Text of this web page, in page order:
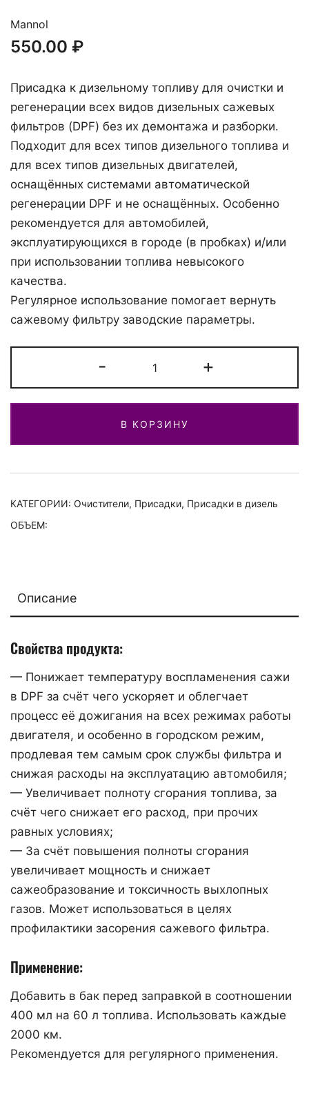
Mannol
550.00 ₽
Присадка к дизельному топливу для очистки и
регенерации всех видов дизельных сажевых
фильтров (DPF) без их демонтажа и разборки.
Подходит для всех типов дизельного топлива и
для всех типов дизельных двигателей,
оснащённых системами автоматической
регенерации DPF и не оснащённых. Особенно
рекомендуется для автомобилей,
эксплуатирующихся в городе (в пробках) и/или
при использовании топлива невысокого
качества.
Регулярное использование помогает вернуть
сажевому фильтру заводские параметры.
-
Присадка
для
системы
MANNOL
9958
+
В КОРЗИНУ
КАТЕГОРИИ: Очистители, Присадки, Присадки в дизель
ОБЪЕМ:
Описание
Свойства продукта:
— Понижает температуру воспламенения сажи
в DPF за счёт чего ускоряет и облегчает
процесс её дожигания на всех режимах работы
двигателя, и особенно в городском режим,
продлевая тем самым срок службы фильтра и
снижая расходы на эксплуатацию автомобиля;
— Увеличивает полноту сгорания топлива, за
счёт чего снижает его расход, при прочих
равных условиях;
— За счёт повышения полноты сгорания
увеличивает мощность и снижает
сажеобразование и токсичность выхлопных
газов. Может использоваться в целях
профилактики засорения сажевого фильтра.
Применение:
Добавить в бак перед заправкой в соотношении
400 мл на 60 л топлива. Использовать каждые
2000 км.
Рекомендуется для регулярного применения.